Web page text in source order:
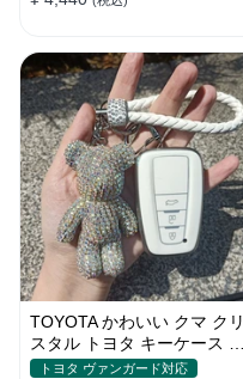
TOYOTA かわいい クマ クリ
スタル トヨタ キーケース 手
触りいい 高級 傷防止
トヨタ ヴァンガード対応